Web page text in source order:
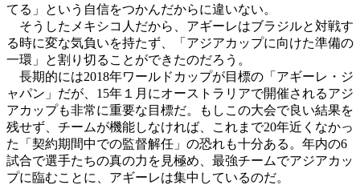
てる」という自信をつかんだからに違いない。
そうしたメキシコ人だから、アギーレはブラジルと対戦す
る時に変な気負いを持たず、「アジアカップに向けた準備の
一環」と割り切ることができたのだろう。
長期的には2018年ワールドカップが目標の「アギーレ・ジ
ャパン」だが、15年１月にオーストラリアで開催されるアジ
アカップも非常に重要な目標だ。もしこの大会で良い結果を
残せず、チームが機能しなければ、これまで20年近くなかっ
た「契約期間中での監督解任」の恐れも十分ある。年内の6
試合で選手たちの真の力を見極め、最強チームでアジアカッ
プに臨むことに、アギーレは集中しているのだ。